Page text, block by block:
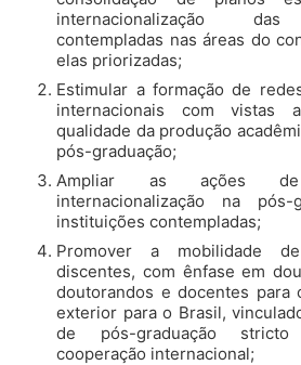
internacionalização
contempladas nas áreas do
elas priorizadas;
Estimular a formação de
internacionais com vistas
qualidade da produção
pós-graduação;
Ampliar as ações
internacionalização na pós-
instituições contempladas;
Promover a mobilidade
discentes, com ênfase em
doutorandos e docentes para
exterior para o Brasil,
de pós-graduação
cooperação internacional;